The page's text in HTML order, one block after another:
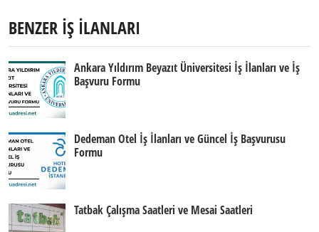
BENZER İŞ İLANLARI
Ankara Yıldırım Beyazıt Üniversitesi İş İlanları ve İş
Başvuru Formu
Dedeman Otel İş İlanları ve Güncel İş Başvurusu
Formu
Tatbak Çalışma Saatleri ve Mesai Saatleri